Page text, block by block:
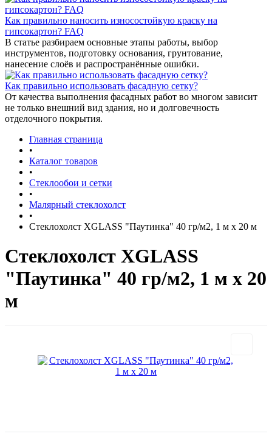
Как правильно наносить износостойкую краску на
гипсокартон? FAQ
В статье разбираем основные этапы работы, выбор
инструментов, подготовку основания, грунтование,
нанесение слоёв и распространённые ошибки.
Как правильно использовать фасадную сетку?
От качества выполнения фасадных работ во многом зависит
не только внешний вид здания, но и долговечность
отделочного покрытия.
Главная страница
•
Каталог товаров
•
Стеклообои и сетки
•
Малярный стеклохолст
•
Стеклохолст XGLASS "Паутинка" 40 гр/м2, 1 м х 20 м
Стеклохолст XGLASS
"Паутинка" 40 гр/м2, 1 м х 20
м